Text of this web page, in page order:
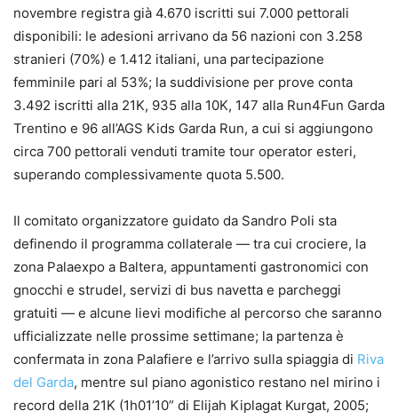
novembre registra già 4.670 iscritti sui 7.000 pettorali
disponibili: le adesioni arrivano da 56 nazioni con 3.258
stranieri (70%) e 1.412 italiani, una partecipazione
femminile pari al 53%; la suddivisione per prove conta
3.492 iscritti alla 21K, 935 alla 10K, 147 alla Run4Fun Garda
Trentino e 96 all’AGS Kids Garda Run, a cui si aggiungono
circa 700 pettorali venduti tramite tour operator esteri,
superando complessivamente quota 5.500.
Il comitato organizzatore guidato da Sandro Poli sta
definendo il programma collaterale — tra cui crociere, la
zona Palaexpo a Baltera, appuntamenti gastronomici con
gnocchi e strudel, servizi di bus navetta e parcheggi
gratuiti — e alcune lievi modifiche al percorso che saranno
ufficializzate nelle prossime settimane; la partenza è
confermata in zona Palafiere e l’arrivo sulla spiaggia di Riva
del Garda, mentre sul piano agonistico restano nel mirino i
record della 21K (1h01’10” di Elijah Kiplagat Kurgat, 2005;